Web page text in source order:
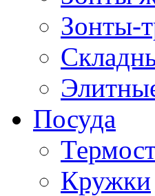
Зонты-
Посуда
Кружки